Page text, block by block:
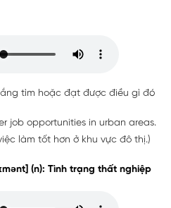
tìm hoặc đạt được điều gì đó
job opportunities in urban areas.
làm tốt hơn ở khu vực đô thị.)
(n): Tình trạng thất nghiệp